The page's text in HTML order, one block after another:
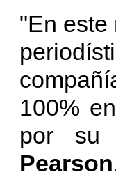
"En este
100%
por su
Pearson